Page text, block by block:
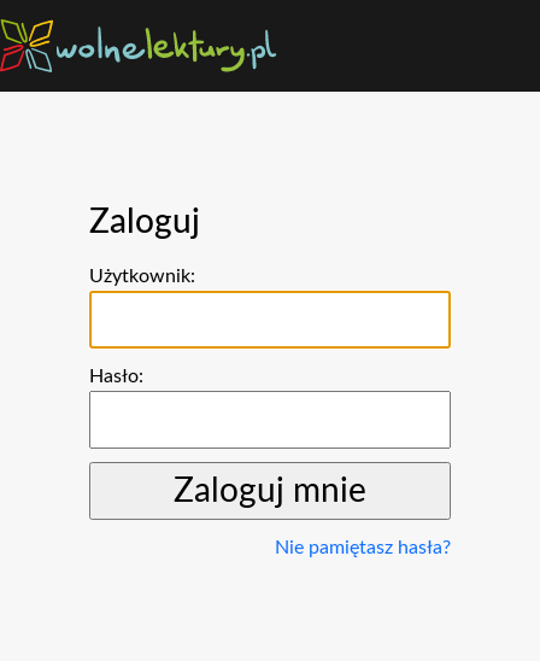
Zaloguj
Użytkownik:
Hasło:
Nie pamiętasz hasła?